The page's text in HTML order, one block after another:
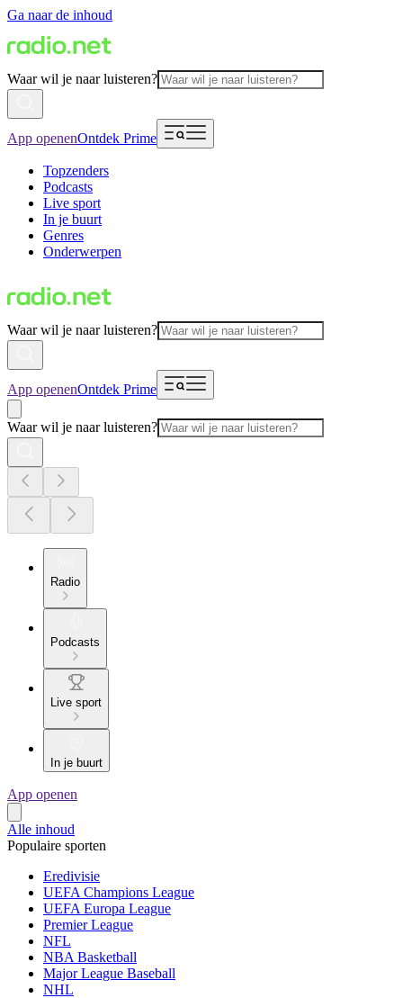
Ga naar de inhoud
Waar wil je naar luisteren?
App openenOntdek Prime
Topzenders
Podcasts
Live sport
In je buurt
Genres
Onderwerpen
Waar wil je naar luisteren?
App openenOntdek Prime
Waar wil je naar luisteren?
Radio
Podcasts
Live sport
In je buurt
App openen
Alle inhoud
Populaire sporten
Eredivisie
UEFA Champions League
UEFA Europa League
Premier League
NFL
NBA Basketball
Major League Baseball
NHL